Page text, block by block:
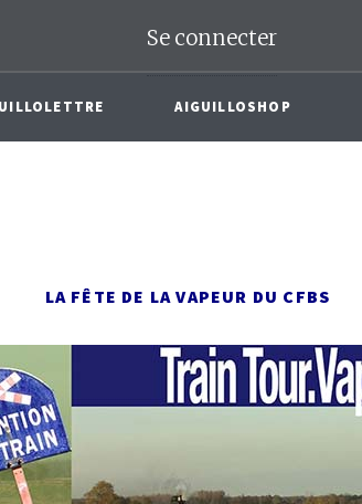
Se connecter
AIGUILLOSHOP
LA FÊTE DE LA VAPEUR DU CFBS